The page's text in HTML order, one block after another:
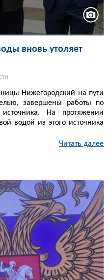
вновь утоляет
Нижегородский на пути
завершены работы по
источника. На протяжении
водой из этого источника
Читать далее